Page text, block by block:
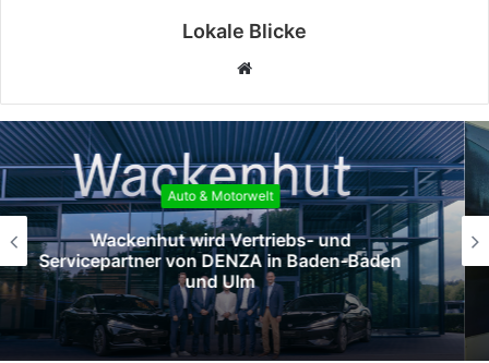
Lokale Blicke
Webseite
Auto & Motorwelt
Das DENZA-Händlernetz wächst weiter:
Ebert wird neuer Vertriebspartner